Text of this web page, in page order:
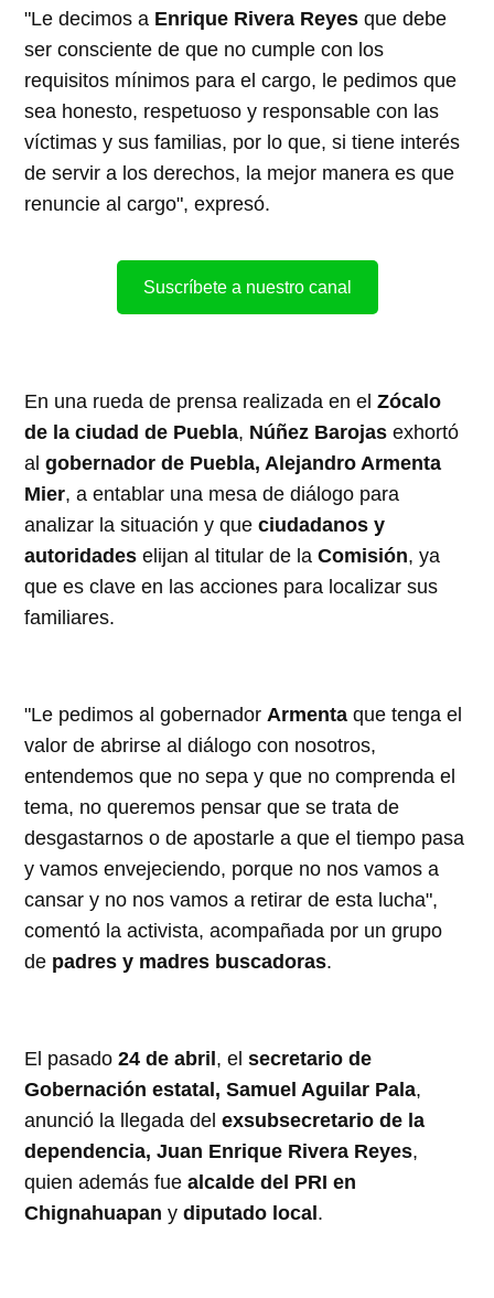
"Le decimos a Enrique Rivera Reyes que debe
ser consciente de que no cumple con los
requisitos mínimos para el cargo, le pedimos que
sea honesto, respetuoso y responsable con las
víctimas y sus familias, por lo que, si tiene interés
de servir a los derechos, la mejor manera es que
renuncie al cargo", expresó.
Suscríbete a nuestro canal
En una rueda de prensa realizada en elZócalo
de la ciudad de Puebla, Núñez Barojas exhortó
algobernador de Puebla, Alejandro Armenta
Mier, a entablar una mesa de diálogo para
analizar la situación y queciudadanos y
autoridades elijan al titular de laComisión, ya
que es clave en las acciones para localizar sus
familiares.
"Le pedimos al gobernador Armenta que tenga el
valor de abrirse al diálogo con nosotros,
entendemos que no sepa y que no comprenda el
tema, no queremos pensar que se trata de
desgastarnos o de apostarle a que el tiempo pasa
y vamos envejeciendo, porque no nos vamos a
cansar y no nos vamos a retirar de esta lucha",
comentó la activista, acompañada por un grupo
de padres y madres buscadoras.
El pasado24 de abril, elsecretario de
Gobernación estatal, Samuel Aguilar Pala,
anunció la llegada delexsubsecretario de la
dependencia, Juan Enrique Rivera Reyes,
quien además fuealcalde del PRI en
Chignahuapan ydiputado local.